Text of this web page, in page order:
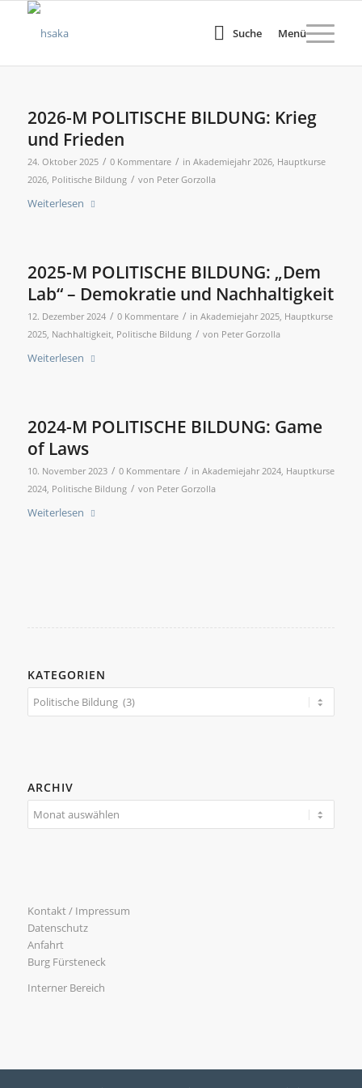
Suche Menü
2026-M POLITISCHE BILDUNG: Krieg
und Frieden
24. Oktober 2025 / 0 Kommentare / in Akademiejahr 2026, Hauptkurse
2026, Politische Bildung / von Peter Gorzolla
Weiterlesen
2025-M POLITISCHE BILDUNG: „Dem
Lab“ – Demokratie und Nachhaltigkeit
12. Dezember 2024 / 0 Kommentare / in Akademiejahr 2025, Hauptkurse
2025, Nachhaltigkeit, Politische Bildung / von Peter Gorzolla
Weiterlesen
2024-M POLITISCHE BILDUNG: Game
of Laws
10. November 2023 / 0 Kommentare / in Akademiejahr 2024, Hauptkurse
2024, Politische Bildung / von Peter Gorzolla
Weiterlesen
KATEGORIEN
Kategorien
ARCHIV
Kontakt / Impressum
Datenschutz
Anfahrt
Burg Fürsteneck
Interner Bereich